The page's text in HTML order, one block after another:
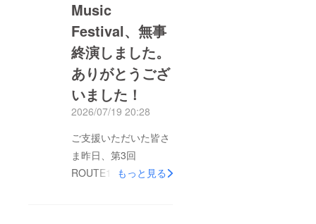
Music
Festival、無事
終演しました。
ありがとうござ
いました！
2026/07/19 20:28
ご支援いただいた皆さ
ま昨日、第3回
ROUTE14band Music
もっと見る